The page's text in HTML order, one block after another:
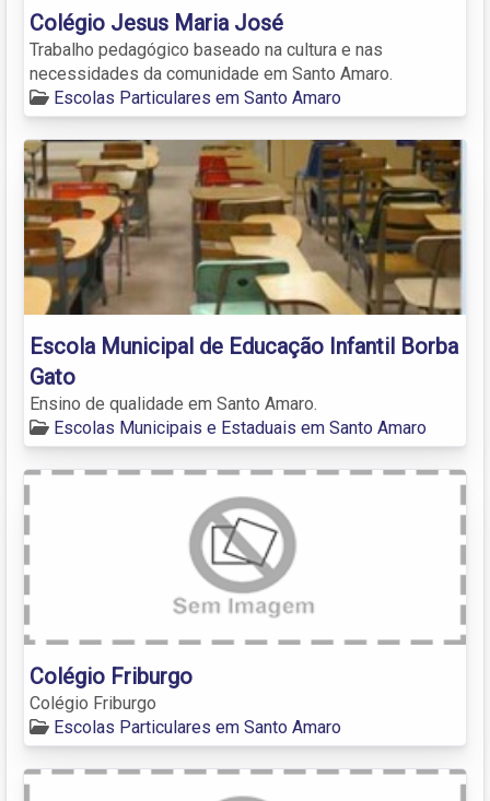
Colégio Jesus Maria José
Trabalho pedagógico baseado na cultura e nas
necessidades da comunidade em Santo Amaro.
Escolas Particulares em Santo Amaro
Escola Municipal de Educação Infantil Borba
Gato
Ensino de qualidade em Santo Amaro.
Escolas Municipais e Estaduais em Santo Amaro
Colégio Friburgo
Colégio Friburgo
Escolas Particulares em Santo Amaro